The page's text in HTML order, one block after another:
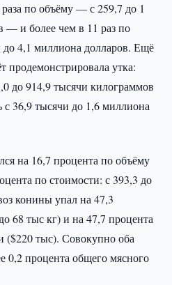
по объёму — с 259,7 до 1
— и более чем в 11 раз по
до 4,1 миллиона долларов. Ещё
продемонстрировала утка:
до 914,9 тысячи килограммов
36,9 тысячи до 1,6 миллиона
на 16,7 процента по объёму
по стоимости: с 393,3 до
конины упал на 47,3
68 тыс кг) и на 47,7 процента
($220 тыс). Совокупно оба
0,2 процента общего мясного